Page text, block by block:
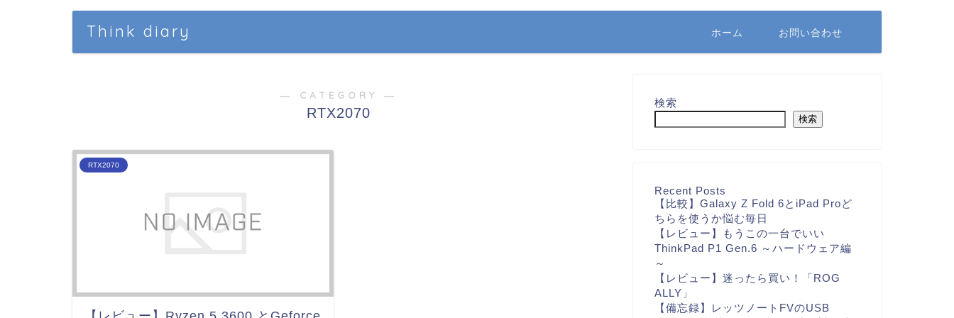
Think diary ホーム お問い合わせ
― CATEGORY ―
RTX2070
RTX2070
検索
検索
Recent Posts
【比較】Galaxy Z Fold 6とiPad Proど
ちらを使うか悩む毎日
【レビュー】もうこの一台でいい
ThinkPad P1 Gen.6 ～ハードウェア編
～
【レビュー】迷ったら買い！「ROG
ALLY」
【備忘録】レッツノートFVのUSB